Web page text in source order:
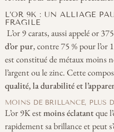
L’OR 9K : UN ALLIAGE
FRAGILE
L’or 9 carats, aussi appelé or
d’or pur, contre 75 % pour l’or
est constitué de métaux moins
l’argent ou le zinc. Cette
qualité, la durabilité et
MOINS DE BRILLANCE, PLUS
L’or 9K estmoins éclatantque
rapidement sa brillance et peut